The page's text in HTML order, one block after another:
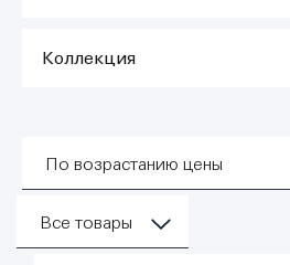
По возрастанию цены
Все товары
Коллекция